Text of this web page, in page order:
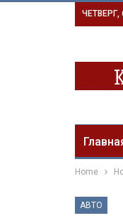
ЧЕТВЕРГ,
Home
АВТО